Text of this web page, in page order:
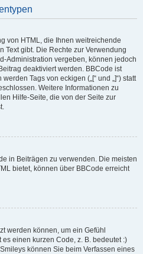
von HTML, die Ihnen weitreichende
Text gibt. Die Rechte zur Verwendung
Administration vergeben, können jedoch
deaktiviert werden. BBCode ist
Tags von eckigen („[“ und „]“) statt
Weitere Informationen zu
Hilfe-Seite, die von der Seite zur
in Beiträgen zu verwenden. Die meisten
bietet, können über BBCode erreicht
werden können, um ein Gefühl
einen kurzen Code, z. B. bedeutet :)
können Sie beim Verfassen eines